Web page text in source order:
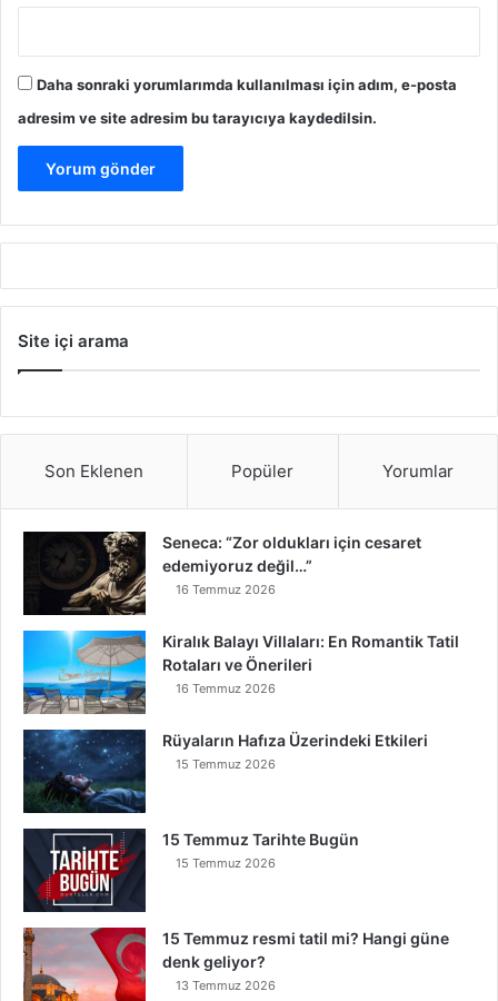
Daha sonraki yorumlarımda kullanılması için adım, e-posta
adresim ve site adresim bu tarayıcıya kaydedilsin.
Site içi arama
Son Eklenen Popüler Yorumlar
Seneca: “Zor oldukları için cesaret
edemiyoruz değil…”
16 Temmuz 2026
Kiralık Balayı Villaları: En Romantik Tatil
Rotaları ve Önerileri
16 Temmuz 2026
Rüyaların Hafıza Üzerindeki Etkileri
15 Temmuz 2026
15 Temmuz Tarihte Bugün
15 Temmuz 2026
15 Temmuz resmi tatil mi? Hangi güne
denk geliyor?
13 Temmuz 2026